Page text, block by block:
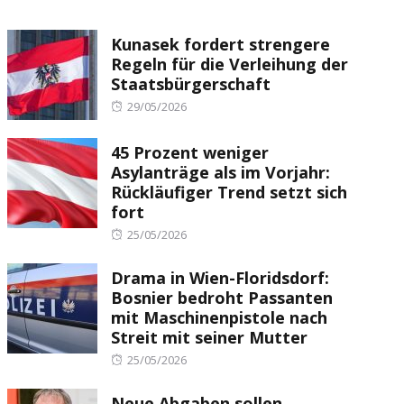
Kunasek fordert strengere
Regeln für die Verleihung der
Staatsbürgerschaft
Posted
29/05/2026
45 Prozent weniger
Asylanträge als im Vorjahr:
Rückläufiger Trend setzt sich
fort
Posted
25/05/2026
Drama in Wien-Floridsdorf:
Bosnier bedroht Passanten
mit Maschinenpistole nach
Streit mit seiner Mutter
Posted
25/05/2026